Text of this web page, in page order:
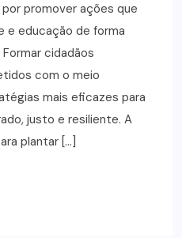
promover ações que
e educação de forma
cidadãos
com o meio
mais eficazes para
justo e resiliente. A
plantar […]